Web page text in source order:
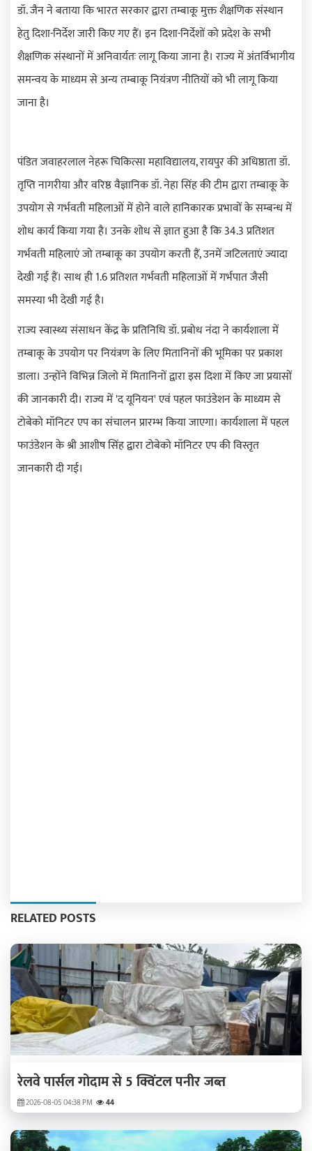
डॉ. जैन ने बताया कि भारत सरकार द्वारा तम्बाकू मुक्त शैक्षणिक संस्थान
हेतु दिशा-निर्देश जारी किए गए हैं। इन दिशा-निर्देशों को प्रदेश के सभी
शैक्षणिक संस्थानों में अनिवार्यतः लागू किया जाना है। राज्य में अंतर्विभागीय
समन्वय के माध्यम से अन्य तम्बाकू नियंत्रण नीतियों को भी लागू किया
जाना है।
पंडित जवाहरलाल नेहरू चिकित्सा महाविद्यालय,रायपुर की अधिष्ठाता डॉ.
तृप्ति नागरीया और वरिष्ठ वैज्ञानिक डॉ. नेहा सिंह की टीम द्वारा तम्बाकू के
उपयोग से गर्भवती महिलाओं में होने वाले हानिकारक प्रभावों के सम्बन्ध में
शोध कार्य किया गया है। उनके शोध से ज्ञात हुआ है कि34.3प्रतिशत
गर्भवती महिलाएं जो तम्बाकू का उपयोग करती हैं,उनमें जटिलताएं ज्यादा
देखी गई हैं। साथ ही1.6प्रतिशत गर्भवती महिलाओं में गर्भपात जैसी
समस्या भी देखी गई है।
राज्य स्वास्थ्य संसाधन केंद्र के प्रतिनिधि डॉ. प्रबोध नंदा ने कार्यशाला में
तम्बाकू के उपयोग पर नियंत्रण के लिए मितानिनों की भूमिका पर प्रकाश
डाला। उन्होंने विभिन्न जिलो में मितानिनों द्वारा इस दिशा में किए जा प्रयासों
की जानकारी दी। राज्य में'द यूनियन'एवं पहल फाउंडेशन के माध्यम से
टोबेको मॉनिटर एप का संचालन प्रारम्भ किया जाएगा। कार्यशाला में पहल
फाउंडेशन के श्री आशीष सिंह द्वारा टोबेको मॉनिटर एप की विस्तृत
जानकारी दी गई।
RELATED POSTS
रेलवे पार्सल गोदाम से 5 क्विंटल पनीर जब्त
2026-08-05 04:38 PM 44